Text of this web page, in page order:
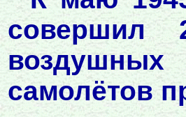
совершил
самолётов